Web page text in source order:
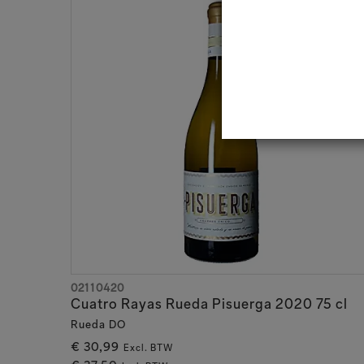
Cuatro Rayas Rueda Pisuerga 2020 75 cl
Rueda DO
€ 30,99 Excl. BTW
02110420